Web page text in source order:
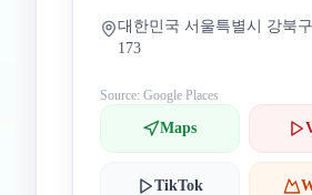
대한민국 서울특별시 강북
173
Source: Google Places
Maps
TikTok